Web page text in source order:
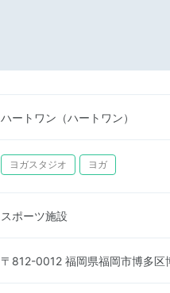
ハートワン（ハートワン）
ヨガスタジオ ヨガ
スポーツ施設
〒812-0012 福岡県福岡市博多区